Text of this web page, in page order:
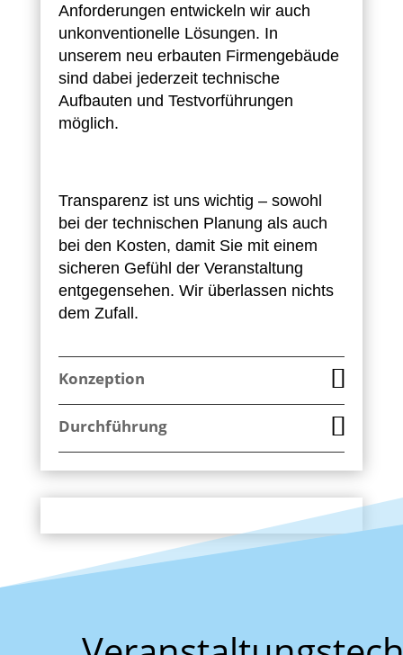
Anforderungen entwickeln wir auch
unkonventionelle Lösungen. In
unserem neu erbauten Firmengebäude
sind dabei jederzeit technische
Aufbauten und Testvorführungen
möglich.
Transparenz ist uns wichtig – sowohl
bei der technischen Planung als auch
bei den Kosten, damit Sie mit einem
sicheren Gefühl der Veranstaltung
entgegensehen. Wir überlassen nichts
dem Zufall.
Konzeption
Durchführung